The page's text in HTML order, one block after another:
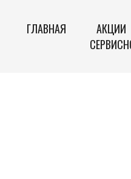
ГЛАВНАЯ АКЦИИ